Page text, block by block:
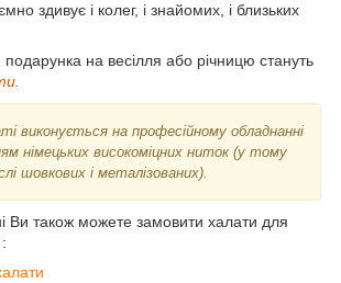
здивує і колег, і знайомих, і близьких
на весілля або річницю стануть
виконується на професійному обладнанні
німецьких високоміцних ниток (у тому
шовкових і металізованих).
Ви також можете замовити халати для